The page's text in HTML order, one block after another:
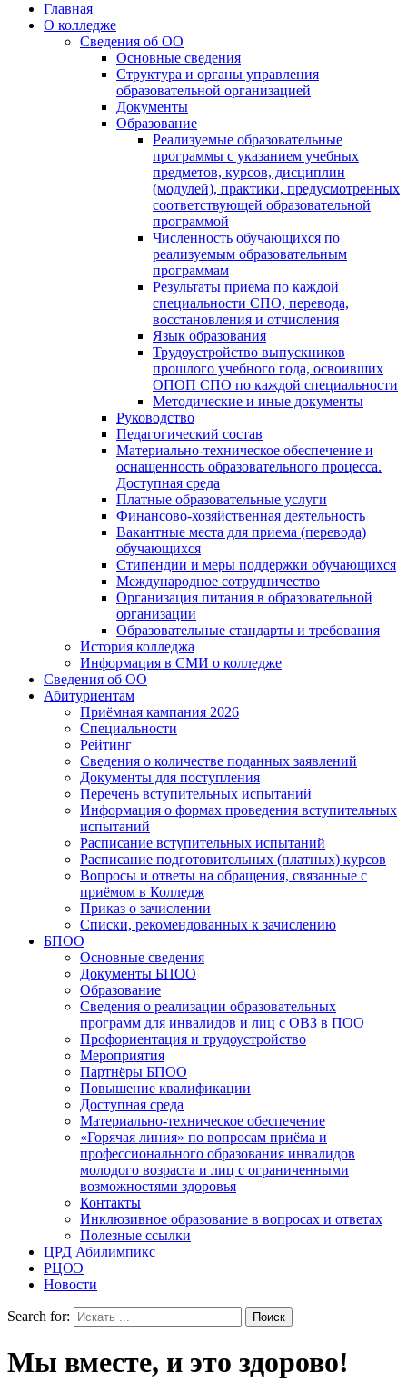
Главная
О колледже
Сведения об ОО
Основные сведения
Структура и органы управления
образовательной организацией
Документы
Образование
Реализуемые образовательные
программы с указанием учебных
предметов, курсов, дисциплин
(модулей), практики, предусмотренных
соответствующей образовательной
программой
Численность обучающихся по
реализуемым образовательным
программам
Результаты приема по каждой
специальности СПО, перевода,
восстановления и отчисления
Язык образования
Трудоустройство выпускников
прошлого учебного года, освоивших
ОПОП СПО по каждой специальности
Методические и иные документы
Руководство
Педагогический состав
Материально-техническое обеспечение и
оснащенность образовательного процесса.
Доступная среда
Платные образовательные услуги
Финансово-хозяйственная деятельность
Вакантные места для приема (перевода)
обучающихся
Стипендии и меры поддержки обучающихся
Международное сотрудничество
Организация питания в образовательной
организации
Образовательные стандарты и требования
История колледжа
Информация в СМИ о колледже
Сведения об ОО
Абитуриентам
Приёмная кампания 2026
Специальности
Рейтинг
Сведения о количестве поданных заявлений
Документы для поступления
Перечень вступительных испытаний
Информация о формах проведения вступительных
испытаний
Расписание вступительных испытаний
Расписание подготовительных (платных) курсов
Вопросы и ответы на обращения, связанные с
приёмом в Колледж
Приказ о зачислении
Списки, рекомендованных к зачислению
БПОО
Основные сведения
Документы БПОО
Образование
Сведения о реализации образовательных
программ для инвалидов и лиц с ОВЗ в ПОО
Профориентация и трудоустройство
Мероприятия
Партнёры БПОО
Повышение квалификации
Доступная среда
Материально-техническое обеспечение
«Горячая линия» по вопросам приёма и
профессионального образования инвалидов
молодого возраста и лиц с ограниченными
возможностями здоровья
Контакты
Инклюзивное образование в вопросах и ответах
Полезные ссылки
ЦРД Абилимпикс
РЦОЭ
Новости
Search for:
Мы вместе, и это здорово!